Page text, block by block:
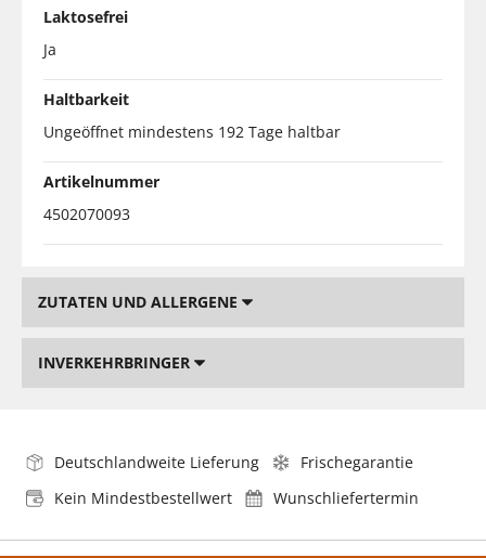
Laktosefrei
Ja
Haltbarkeit
Ungeöffnet mindestens 192 Tage haltbar
Artikelnummer
4502070093
ZUTATEN UND ALLERGENE
INVERKEHRBRINGER
Deutschlandweite Lieferung
Frischegarantie
Kein Mindestbestellwert
Wunschliefertermin